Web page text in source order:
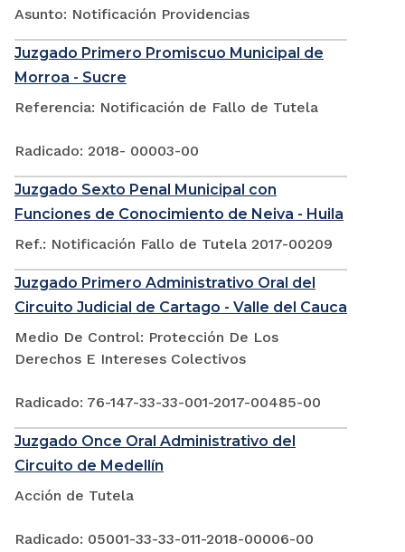
Asunto: Notificación Providencias
Juzgado Primero Promiscuo Municipal de
Morroa - Sucre
Referencia: Notificación de Fallo de Tutela
Radicado: 2018- 00003-00
Juzgado Sexto Penal Municipal con
Funciones de Conocimiento de Neiva - Huila
Ref.: Notificación Fallo de Tutela 2017-00209
Juzgado Primero Administrativo Oral del
Circuito Judicial de Cartago - Valle del Cauca
Medio De Control: Protección De Los
Derechos E Intereses Colectivos
Radicado: 76-147-33-33-001-2017-00485-00
Juzgado Once Oral Administrativo del
Circuito de Medellín
Acción de Tutela
Radicado: 05001-33-33-011-2018-00006-00